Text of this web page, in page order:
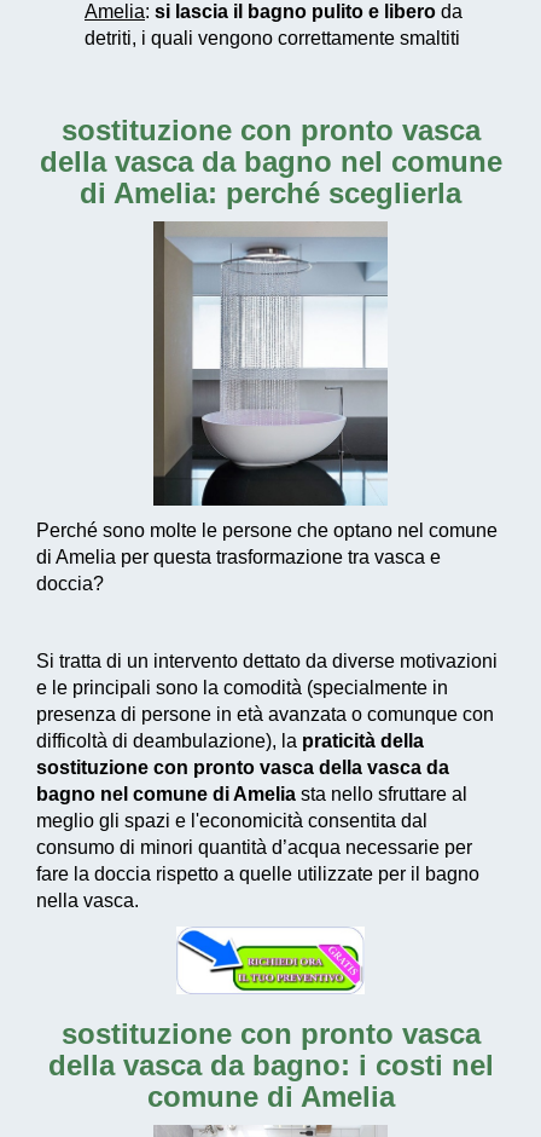
Amelia: si lascia il bagno pulito e libero da
detriti, i quali vengono correttamente smaltiti
sostituzione con pronto vasca
della vasca da bagno nel comune
di Amelia: perché sceglierla
Perché sono molte le persone che optano nel comune
di Amelia per questa trasformazione tra vasca e
doccia?
Si tratta di un intervento dettato da diverse motivazioni
e le principali sono la comodità (specialmente in
presenza di persone in età avanzata o comunque con
difficoltà di deambulazione), la praticità della
sostituzione con pronto vasca della vasca da
bagno nel comune di Amelia sta nello sfruttare al
meglio gli spazi e l'economicità consentita dal
consumo di minori quantità d’acqua necessarie per
fare la doccia rispetto a quelle utilizzate per il bagno
nella vasca.
sostituzione con pronto vasca
della vasca da bagno: i costi nel
comune di Amelia